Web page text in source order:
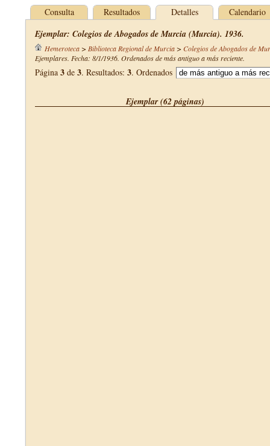
Consulta Resultados Detalles Calendario
Ejemplar: Colegios de Abogados de Murcia (Murcia). 1936.
Hemeroteca> Biblioteca Regional de Murcia> Colegios de Abogados de
Ejemplares. Fecha: 8/1/1936. Ordenados de más antiguo a más reciente.
Página 3 de 3. Resultados: 3. Ordenados
Ejemplar (62 páginas)